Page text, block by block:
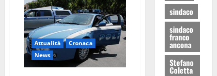
Attualità
Cronaca
News
sindaco
sindaco
franco
ancona
Stefano
Coletta